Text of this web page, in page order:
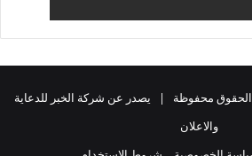
2026، جميع الحقوق محفوظة | يصدر عن شركة الخبر للدعاية
والاعلان